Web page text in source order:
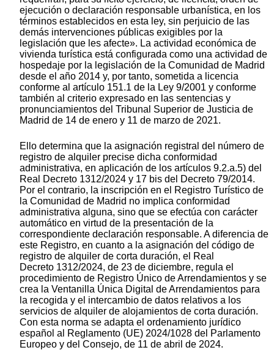
ejecución o declaración responsable urbanística, en los
términos establecidos en esta ley, sin perjuicio de las
demás intervenciones públicas exigibles por la
legislación que les afecte». La actividad económica de
vivienda turística está configurada como una actividad de
hospedaje por la legislación de la Comunidad de Madrid
desde el año 2014 y, por tanto, sometida a licencia
conforme al artículo 151.1 de la Ley 9/2001 y conforme
también al criterio expresado en las sentencias y
pronunciamientos del Tribunal Superior de Justicia de
Madrid de 14 de enero y 11 de marzo de 2021.
Ello determina que la asignación registral del número de
registro de alquiler precise dicha conformidad
administrativa, en aplicación de los artículos 9.2.a.5) del
Real Decreto 1312/2024 y 17 bis del Decreto 79/2014.
Por el contrario, la inscripción en el Registro Turístico de
la Comunidad de Madrid no implica conformidad
administrativa alguna, sino que se efectúa con carácter
automático en virtud de la presentación de la
correspondiente declaración responsable. A diferencia de
este Registro, en cuanto a la asignación del código de
registro de alquiler de corta duración, el Real
Decreto 1312/2024, de 23 de diciembre, regula el
procedimiento de Registro Único de Arrendamientos y se
crea la Ventanilla Única Digital de Arrendamientos para
la recogida y el intercambio de datos relativos a los
servicios de alquiler de alojamientos de corta duración.
Con esta norma se adapta el ordenamiento jurídico
español al Reglamento (UE) 2024/1028 del Parlamento
Europeo y del Consejo, de 11 de abril de 2024.